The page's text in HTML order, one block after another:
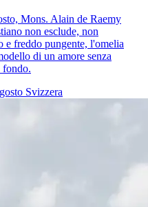
Mons. Alain de Raemy
non esclude, non
e freddo pungente, l'omelia
di un amore senza
fondo.
Svizzera